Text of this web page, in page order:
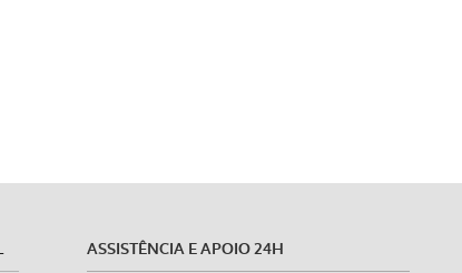
ASSISTÊNCIA E APOIO 24H